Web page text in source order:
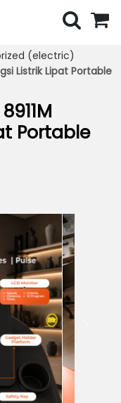
(electric)
Listrik Lipat Portable
Portable
Next